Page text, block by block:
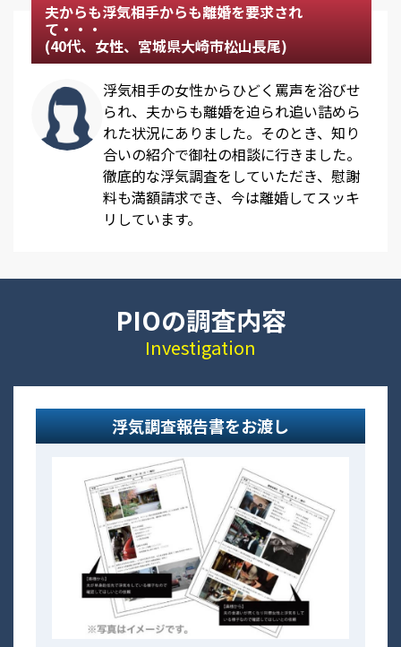
夫からも浮気相手からも離婚を要求され
て・・・
(40代、女性、宮城県大崎市松山長尾)
浮気相手の女性からひどく罵声を浴びせ
られ、夫からも離婚を迫られ追い詰めら
れた状況にありました。そのとき、知り
合いの紹介で御社の相談に行きました。
徹底的な浮気調査をしていただき、慰謝
料も満額請求でき、今は離婚してスッキ
リしています。
PIOの調査内容
Investigation
浮気調査報告書をお渡し